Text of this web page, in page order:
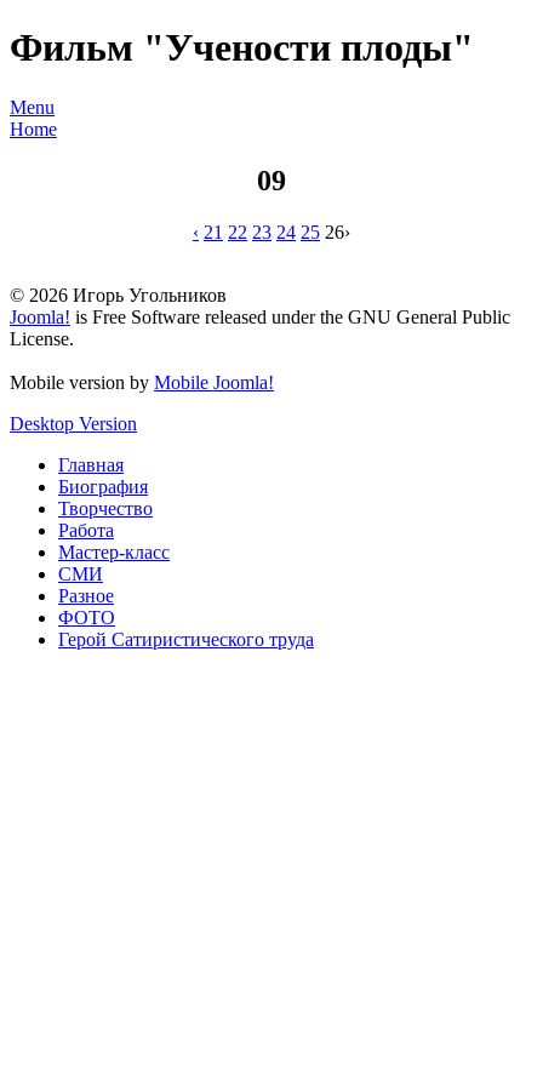
Фильм "Учености плоды"
Menu
Home
09
‹ 21 22 23 24 25 26›
© 2026 Игорь Угольников
Joomla! is Free Software released under the GNU General Public
License.
Mobile version by Mobile Joomla!
Desktop Version
Главная
Биография
Творчество
Работа
Мастер-класс
СМИ
Разное
ФОТО
Герой Сатиристического труда